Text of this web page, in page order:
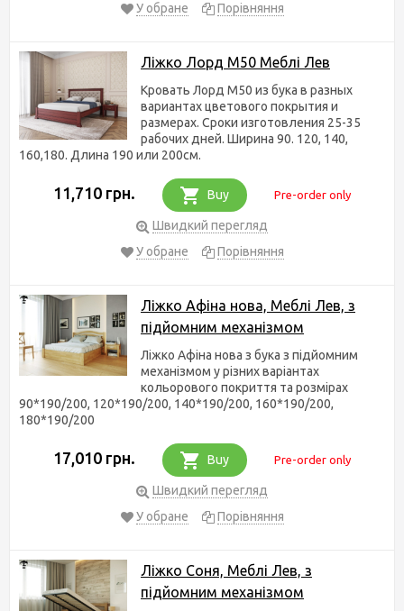
У обране
Порівняння
Ліжко Лорд М50 Меблі Лев
Кровать Лорд М50 из бука в разных
вариантах цветового покрытия и
размерах. Сроки изготовления 25-35
рабочих дней. Ширина 90. 120, 140,
160,180. Длина 190 или 200см.
11,710 грн. Buy Pre-order only
Швидкий перегляд
У обране
Порівняння
Ліжко Афіна нова, Меблі Лев, з
підйомним механізмом
Ліжко Афіна нова з бука з підйомним
механізмом у різних варіантах
кольорового покриття та розмірах
90*190/200, 120*190/200, 140*190/200, 160*190/200,
180*190/200
17,010 грн. Buy Pre-order only
Швидкий перегляд
У обране
Порівняння
Ліжко Соня, Меблі Лев, з
підйомним механізмом